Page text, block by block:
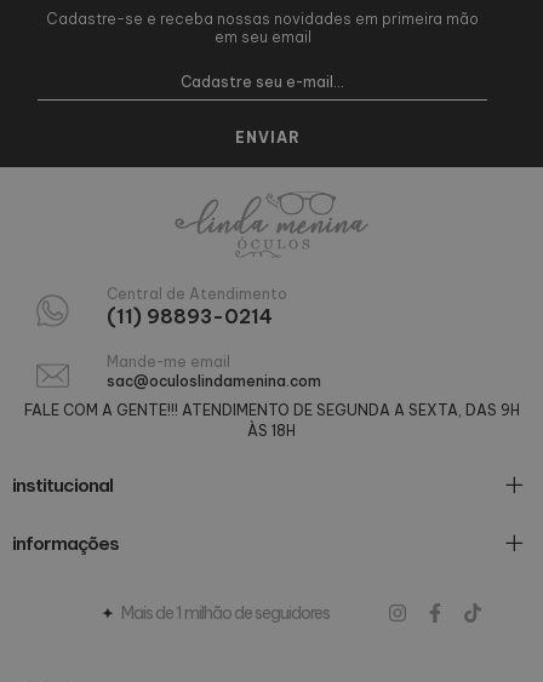
Central de Atendimento
(11) 98893-0214
Mande-me email
sac@oculoslindamenina.com
FALE COM A GENTE!!! ATENDIMENTO DE SEGUNDA A SEXTA, DAS 9H
ÀS 18H
institucional
informações
Mais de 1 milhão de seguidores
Cadastre-se e receba nossas novidades em primeira mão
em seu email